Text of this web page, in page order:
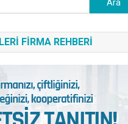
FIRMA REHBERI